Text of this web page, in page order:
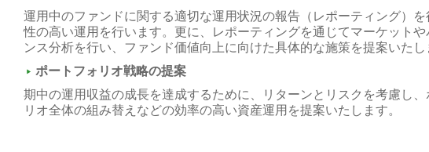
運用中のファンドに関する適切な運用状況の報告（レポーティング）を
性の高い運用を行います。更に、レポーティングを通じてマーケットや
ンス分析を行い、ファンド価値向上に向けた具体的な施策を提案いたし
ポートフォリオ戦略の提案
期中の運用収益の成長を達成するために、リターンとリスクを考慮し、
リオ全体の組み替えなどの効率の高い資産運用を提案いたします。